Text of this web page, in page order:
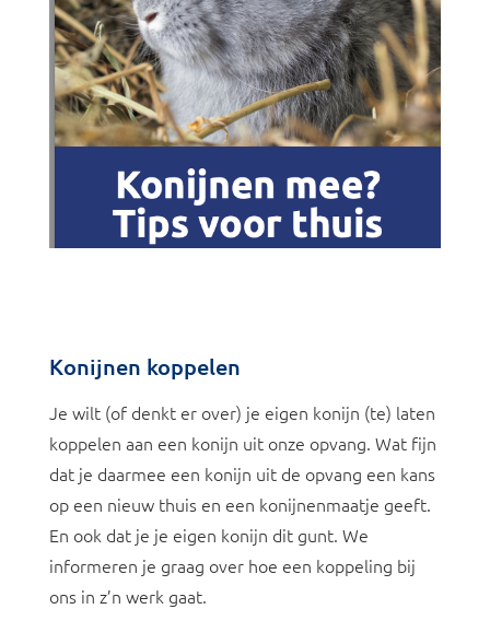
Konijnen koppelen
Je wilt (of denkt er over) je eigen konijn (te) laten
koppelen aan een konijn uit onze opvang. Wat fijn
dat je daarmee een konijn uit de opvang een kans
op een nieuw thuis en een konijnenmaatje geeft.
En ook dat je je eigen konijn dit gunt. We
informeren je graag over hoe een koppeling bij
ons in z’n werk gaat.